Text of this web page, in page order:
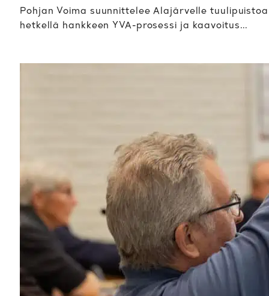
Pohjan Voima suunnittelee Alajärvelle
hetkellä hankkeen YVA-prosessi ja kaavoitus…